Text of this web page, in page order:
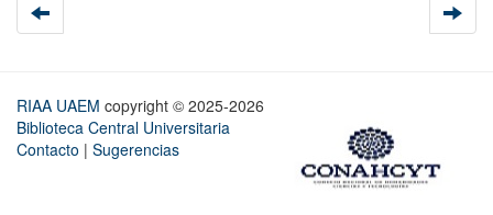
RIAA UAEM copyright © 2025-2026
Biblioteca Central Universitaria
Contacto | Sugerencias